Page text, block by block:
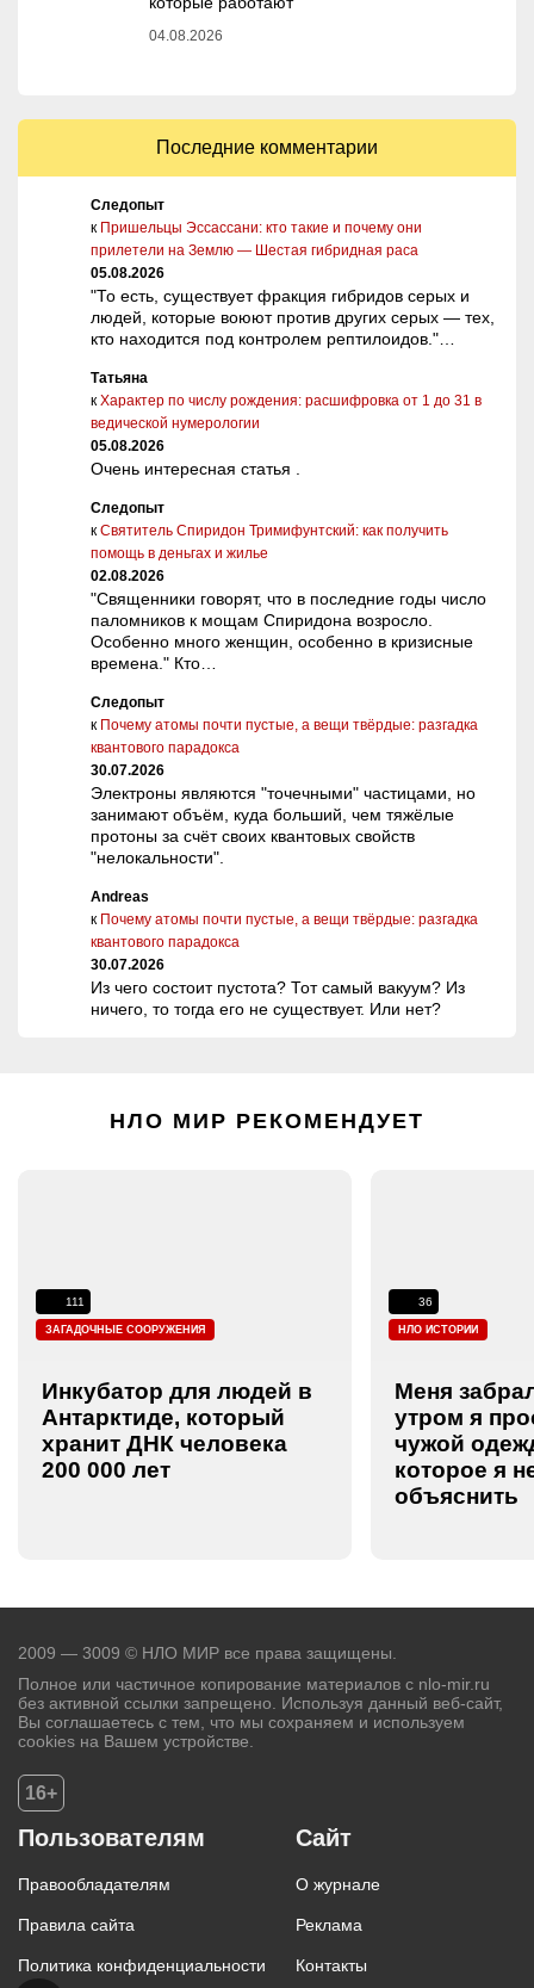
04.08.2026
Последние комментарии
Следопыт
к Пришельцы Эссассани: кто такие и почему они
прилетели на Землю — Шестая гибридная раса
05.08.2026
"То есть, существует фракция гибридов серых и
людей, которые воюют против других серых — тех,
кто находится под контролем рептилоидов."…
Татьяна
к Характер по числу рождения: расшифровка от 1 до 31 в
ведической нумерологии
05.08.2026
Очень интересная статья .
Следопыт
к Святитель Спиридон Тримифунтский: как получить
помощь в деньгах и жилье
02.08.2026
"Священники говорят, что в последние годы число
паломников к мощам Спиридона возросло.
Особенно много женщин, особенно в кризисные
времена." Кто…
Следопыт
к Почему атомы почти пустые, а вещи твёрдые: разгадка
квантового парадокса
30.07.2026
Электроны являются "точечными" частицами, но
занимают объём, куда больший, чем тяжёлые
протоны за счёт своих квантовых свойств
"нелокальности".
Andreas
к Почему атомы почти пустые, а вещи твёрдые: разгадка
квантового парадокса
30.07.2026
Из чего состоит пустота? Тот самый вакуум? Из
ничего, то тогда его не существует. Или нет?
НЛО МИР РЕКОМЕНДУЕТ
ЗАГАДОЧНЫЕ СООРУЖЕНИЯ
111
Инкубатор для людей в
Антарктиде, который
хранит ДНК человека
200 000 лет
НЛО ИСТОРИИ
36
Меня
утром я
чужой
которое я
объяснить
2009 — 3009 © НЛО МИР все права защищены.
Полное или частичное копирование материалов с nlo-mir.ru
без активной ссылки запрещено. Используя данный веб-сайт,
Вы соглашаетесь с тем, что мы сохраняем и используем
cookies на Вашем устройстве.
16+
Пользователям
Правообладателям
Правила сайта
Политика конфиденциальности
Сайт
О журнале
Реклама
Контакты